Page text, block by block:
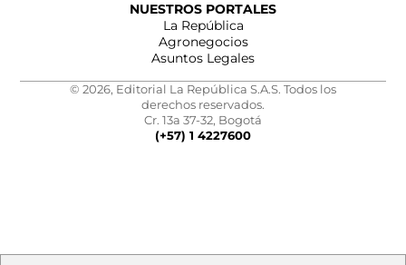
NUESTROS PORTALES
La República
Agronegocios
Asuntos Legales
© 2026, Editorial La República S.A.S. Todos los
derechos reservados.
Cr. 13a 37-32, Bogotá
(+57) 1 4227600